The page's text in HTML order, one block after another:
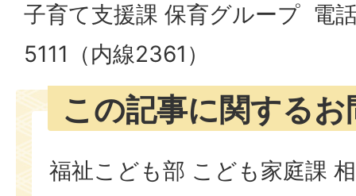
子育て支援課 保育グループ 電
5111（内線2361）
この記事に関する
福祉こども部 こども家庭課